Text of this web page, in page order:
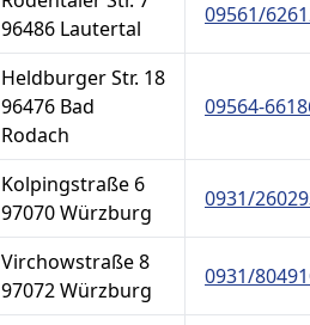
96486 Lautertal
09561/
Heldburger Str. 18
96476 Bad
Rodach
09564-
Kolpingstraße 6
97070 Würzburg
0931/
Virchowstraße 8
97072 Würzburg
0931/